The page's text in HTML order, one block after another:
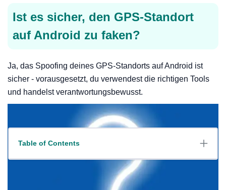
Table of Contents
Ist es sicher, den GPS-Standort
auf Android zu faken?
Ja, das Spoofing deines GPS-Standorts auf Android ist
sicher - vorausgesetzt, du verwendest die richtigen Tools
und handelst verantwortungsbewusst.